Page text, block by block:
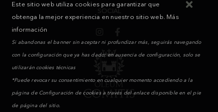
Este sitio web utiliza cookies para garantizar que
obtenga la mejor experiencia en nuestro sitio web. Más
información
Si abandonas el banner sin aceptar ni profundizar más, seguirás navegando
con la configuración que ya has dado; en ausencia de configuración, solo se
utilizarán cookies técnicas
*Puede revocar su consentimiento en cualquier momento accediendo a la
página de Configuración de cookies a través del enlace disponible en el pie
de página del sitio.